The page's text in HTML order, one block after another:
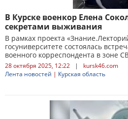
В Курске военкор Елена
секретами выживания
В рамках проекта
госуниверситете состоялась
военного корреспондента в зоне
28 октября 2025, 12:22 |
kursk46.com
Лента новостей | Курская область